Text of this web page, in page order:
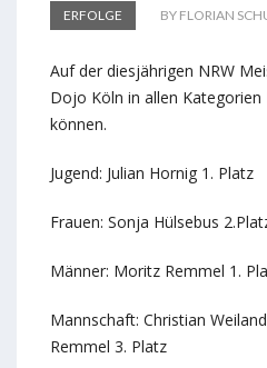
ERFOLGE BY FLORIAN
Auf der diesjährigen NRW
Dojo Köln in allen Kategorien
können.
Jugend: Julian Hornig 1. Platz
Frauen: Sonja Hülsebus
Männer: Moritz Remmel 1.
Mannschaft: Christian
Remmel 3. Platz